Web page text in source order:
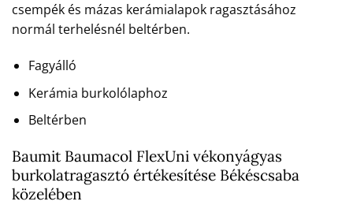
csempék és mázas kerámialapok ragasztásához
normál terhelésnél beltérben.
Fagyálló
Kerámia burkolólaphoz
Beltérben
Baumit Baumacol FlexUni vékonyágyas
burkolatragasztó értékesítése Békéscsaba
közelében